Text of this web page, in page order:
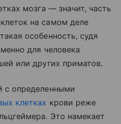
мозга — значит, часть
на самом деле
особенность, судя
для человека
или других приматов.
с определенными
клетках крови реже
Это намекает